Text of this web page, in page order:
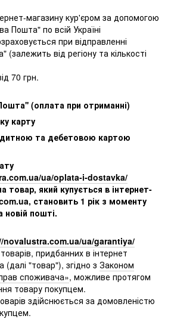
магазину кур'єром за допомогою
Пошта" по всій Україні
при відправленні
від регіону та кількості
70 грн.
(оплата при отриманні)
карту
та дебетовою картою
ua/oplata-i-dostavka/
товар, який купується в інтернет-
становить 1 рік з моменту
новій пошті.
novalustra.com.ua/ua/garantiya/
придбанних в інтернет
"товар"), згідно з Законом
споживача», можливе протягом
товару покупцем.
здійснюється за домовленістю